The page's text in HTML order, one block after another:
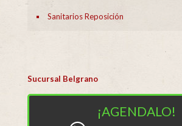
Sanitarios Reposición
Sucursal Belgrano
¡AGENDALO!